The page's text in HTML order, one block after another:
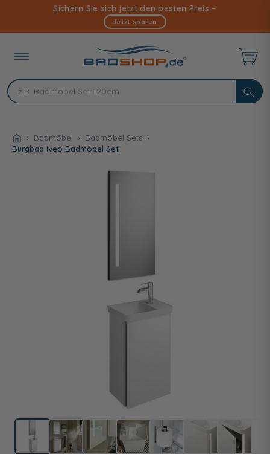
Inhalt
Sichern Sie sich jetzt den besten Preis –
Jetzt sparen
Badmöbel
Badmöbel Sets
Burgbad Iveo Badmöbel Set